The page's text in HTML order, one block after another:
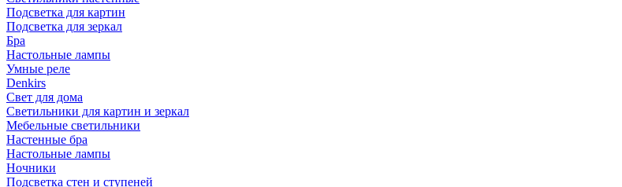
Подсветка для картин
Подсветка для зеркал
Бра
Настольные лампы
Умные реле
Denkirs
Свет для дома
Светильники для картин и зеркал
Мебельные светильники
Настенные бра
Настольные лампы
Ночники
Подсветка стен и ступеней